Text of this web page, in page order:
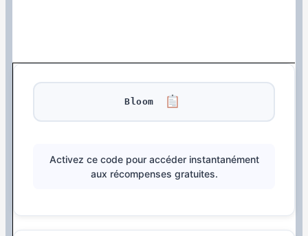
Bloom
Activez ce code pour accéder instantanément
aux récompenses gratuites.